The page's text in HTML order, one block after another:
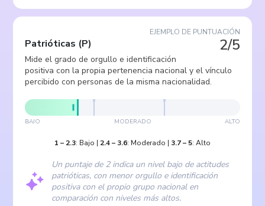
EJEMPLO DE PUNTUACIÓN
2/5
Patrióticas (P)
Mide el grado de orgullo e identificación
positiva con la propia pertenencia nacional y el vínculo
percibido con personas de la misma nacionalidad.
BAJO MODERADO ALTO
1 – 2.3: Bajo | 2.4– 3.6: Moderado | 3.7– 5: Alto
Un puntaje de 2 indica un nivel bajo de actitudes
patrióticas, con menor orgullo e identificación
positiva con el propio grupo nacional en
comparación con niveles más altos.